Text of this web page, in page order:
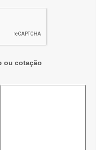
ou cotação